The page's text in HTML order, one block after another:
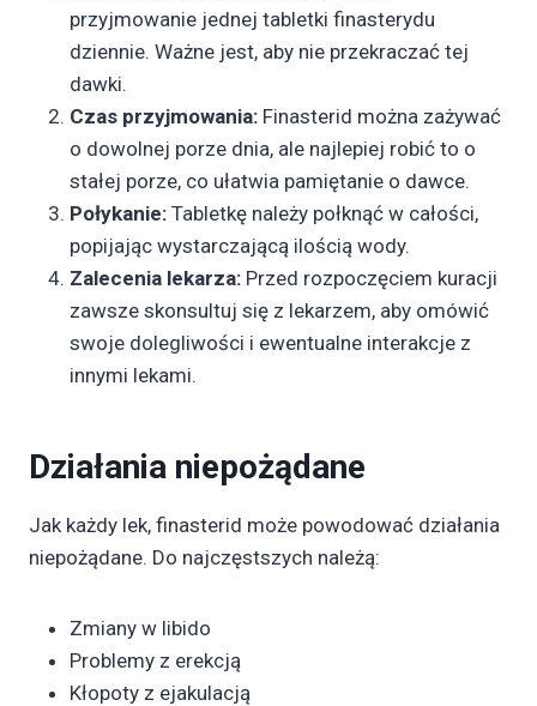
przyjmowanie jednej tabletki finasterydu
dziennie. Ważne jest, aby nie przekraczać tej
dawki.
Czas przyjmowania: Finasterid można zażywać
o dowolnej porze dnia, ale najlepiej robić to o
stałej porze, co ułatwia pamiętanie o dawce.
Połykanie: Tabletkę należy połknąć w całości,
popijając wystarczającą ilością wody.
Zalecenia lekarza: Przed rozpoczęciem kuracji
zawsze skonsultuj się z lekarzem, aby omówić
swoje dolegliwości i ewentualne interakcje z
innymi lekami.
Działania niepożądane
Jak każdy lek, finasterid może powodować działania
niepożądane. Do najczęstszych należą:
Zmiany w libido
Problemy z erekcją
Kłopoty z ejakulacją